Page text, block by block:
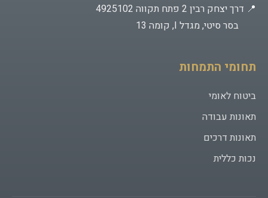
📍 דרך יצחק רבין 2 פתח תקווה 4925102
בסר סיטי, מגדל I, קומה 13
תחומי התמחות
ביטוח לאומי
תאונות עבודה
תאונות דרכים
נכות כללית